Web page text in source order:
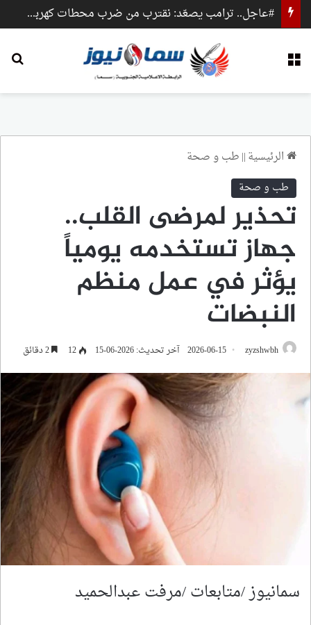
#عاجل.. ترامب يصعّد: نقترب من ضرب محطات كهرباء وجسور داخل إيران
الرئيسية||طب و صحة
طب و صحة
تحذير لمرضى القلب..
جهاز تستخدمه يومياً
يؤثر في عمل منظم
النبضات
zyzshwbh
2026-06-15 آخر تحديث: 2026-06-15 12
سمانيوز /متابعات /مرفت عبدالحميد